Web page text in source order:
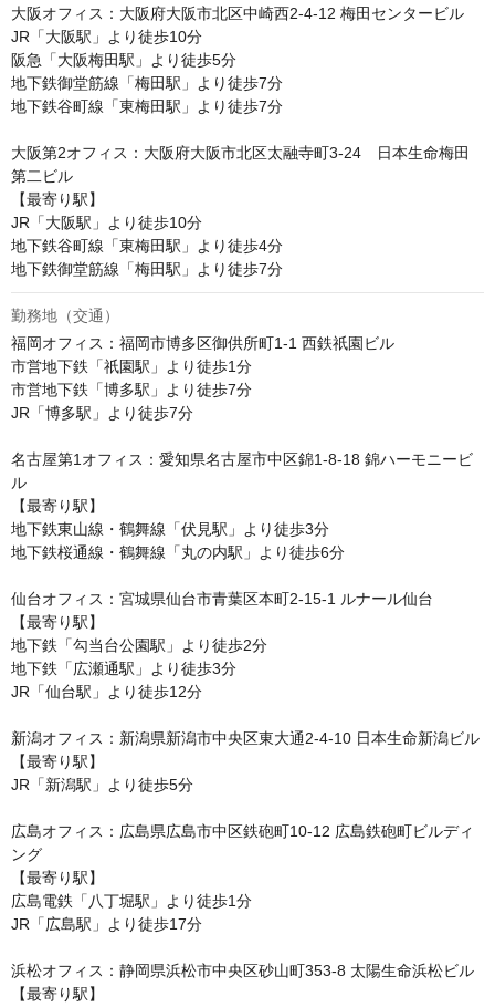
大阪オフィス：大阪府大阪市北区中崎西2-4-12 梅田センタービル
JR「大阪駅」より徒歩10分
阪急「大阪梅田駅」より徒歩5分
地下鉄御堂筋線「梅田駅」より徒歩7分
地下鉄谷町線「東梅田駅」より徒歩7分
大阪第2オフィス：大阪府大阪市北区太融寺町3-24　日本生命梅田
第二ビル
【最寄り駅】
JR「大阪駅」より徒歩10分
地下鉄谷町線「東梅田駅」より徒歩4分
地下鉄御堂筋線「梅田駅」より徒歩7分
勤務地（交通）
福岡オフィス：福岡市博多区御供所町1-1 西鉄祇園ビル
市営地下鉄「祇園駅」より徒歩1分
市営地下鉄「博多駅」より徒歩7分
JR「博多駅」より徒歩7分
名古屋第1オフィス：愛知県名古屋市中区錦1-8-18 錦ハーモニービ
ル
【最寄り駅】
地下鉄東山線・鶴舞線「伏見駅」より徒歩3分
地下鉄桜通線・鶴舞線「丸の内駅」より徒歩6分
仙台オフィス：宮城県仙台市青葉区本町2-15-1 ルナール仙台
【最寄り駅】
地下鉄「勾当台公園駅」より徒歩2分
地下鉄「広瀬通駅」より徒歩3分
JR「仙台駅」より徒歩12分
新潟オフィス：新潟県新潟市中央区東大通2-4-10 日本生命新潟ビル
【最寄り駅】
JR「新潟駅」より徒歩5分
広島オフィス：広島県広島市中区鉄砲町10-12 広島鉄砲町ビルディ
ング
【最寄り駅】
広島電鉄「八丁堀駅」より徒歩1分
JR「広島駅」より徒歩17分
浜松オフィス：静岡県浜松市中央区砂山町353-8 太陽生命浜松ビル
【最寄り駅】